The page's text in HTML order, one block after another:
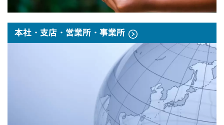
本社・支店・営業所・事業所